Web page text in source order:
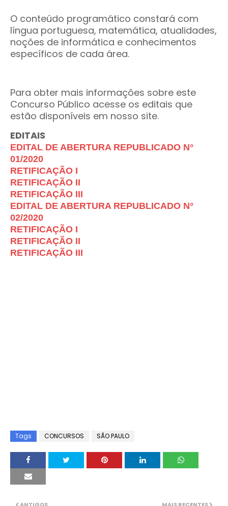
O conteúdo programático constará com
língua portuguesa, matemática, atualidades,
noções de informática e conhecimentos
específicos de cada área.
Para obter mais informações sobre este
Concurso Público acesse os editais que
estão disponíveis em nosso site.
EDITAIS
EDITAL DE ABERTURA REPUBLICADO N°
01/2020
RETIFICAÇÃO I
RETIFICAÇÃO II
RETIFICAÇÃO III
EDITAL DE ABERTURA REPUBLICADO N°
02/2020
RETIFICAÇÃO I
RETIFICAÇÃO II
RETIFICAÇÃO III
Tags CONCURSOS SÃO PAULO